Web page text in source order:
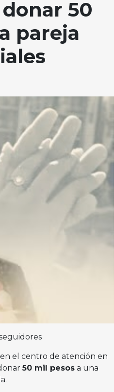
50
pareja
el centro de atención en
50 mil pesosa una